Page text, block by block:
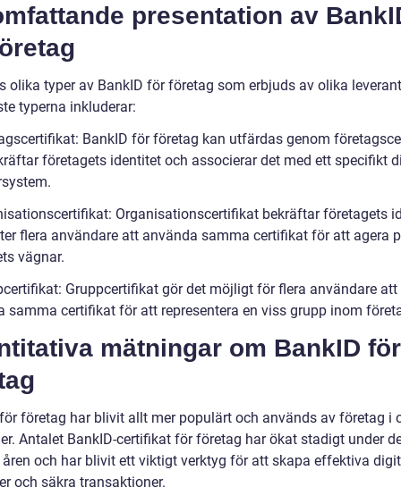
presentation av
olika typer av BankID för företag som erbjuds av olika
typerna inkluderar:
BankID för företag kan utfärdas genom
företagets identitet och associerar det med ett specifikt
Organisationscertifikat bekräftar företagets
flera användare att använda samma certifikat för att agera
vägnar.
Gruppcertifikat gör det möjligt för flera användare att
samma certifikat för att representera en viss grupp inom
mätningar om BankID för
företag har blivit allt mer populärt och används av företag i
Antalet BankID-certifikat för företag har ökat stadigt under
åren och har blivit ett viktigt verktyg för att skapa effektiva
och säkra transaktioner.